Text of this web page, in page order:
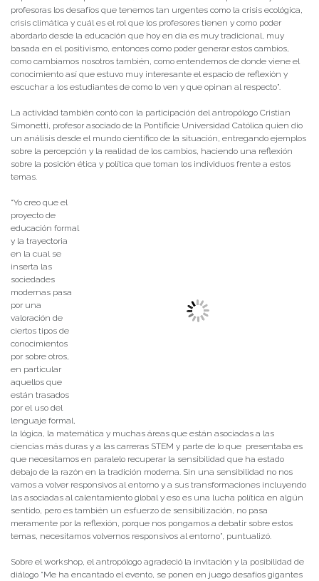
profesoras los desafíos que tenemos tan urgentes como la crisis ecológica,
crisis climática y cuál es el rol que los profesores tienen y como poder
abordarlo desde la educación que hoy en día es muy tradicional, muy
basada en el positivismo, entonces como poder generar estos cambios,
como cambiamos nosotros también, como entendemos de donde viene el
conocimiento así que estuvo muy interesante el espacio de reflexión y
escuchar a los estudiantes de como lo ven y que opinan al respecto”.
La actividad también contó con la participación del antropólogo Cristian
Simonetti, profesor asociado de la Pontificie Universidad Católica quien dio
un análisis desde el mundo científico de la situación, entregando ejemplos
sobre la percepción y la realidad de los cambios, haciendo una reflexión
sobre la posición ética y política que toman los individuos frente a estos
temas.
“Yo creo que el
proyecto de
educación formal
y la trayectoria
en la cual se
inserta las
sociedades
modernas pasa
por una
valoración de
ciertos tipos de
conocimientos
por sobre otros,
en particular
aquellos que
están trasados
por el uso del
lenguaje formal,
la lógica, la matemática y muchas áreas que están asociadas a las
ciencias más duras y a las carreras STEM y parte de lo que presentaba es
que necesitamos en paralelo recuperar la sensibilidad que ha estado
debajo de la razón en la tradición moderna. Sin una sensibilidad no nos
vamos a volver responsivos al entorno y a sus transformaciones incluyendo
las asociadas al calentamiento global y eso es una lucha política en algún
sentido, pero es también un esfuerzo de sensibilización, no pasa
meramente por la reflexión, porque nos pongamos a debatir sobre estos
temas, necesitamos volvernos responsivos al entorno”, puntualizó.
Sobre el workshop, el antropólogo agradeció la invitación y la posibilidad de
diálogo “Me ha encantado el evento, se ponen en juego desafíos gigantes